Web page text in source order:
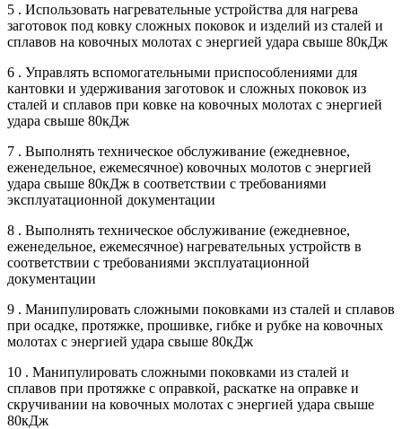
5 . Использовать нагревательные устройства для нагрева
заготовок под ковку сложных поковок и изделий из сталей и
сплавов на ковочных молотах с энергией удара свыше 80кДж
6 . Управлять вспомогательными приспособлениями для
кантовки и удерживания заготовок и сложных поковок из
сталей и сплавов при ковке на ковочных молотах с энергией
удара свыше 80кДж
7 . Выполнять техническое обслуживание (ежедневное,
еженедельное, ежемесячное) ковочных молотов с энергией
удара свыше 80кДж в соответствии с требованиями
эксплуатационной документации
8 . Выполнять техническое обслуживание (ежедневное,
еженедельное, ежемесячное) нагревательных устройств в
соответствии с требованиями эксплуатационной
документации
9 . Манипулировать сложными поковками из сталей и сплавов
при осадке, протяжке, прошивке, гибке и рубке на ковочных
молотах с энергией удара свыше 80кДж
10 . Манипулировать сложными поковками из сталей и
сплавов при протяжке с оправкой, раскатке на оправке и
скручивании на ковочных молотах с энергией удара свыше
80кДж